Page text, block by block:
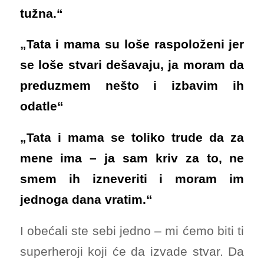
tužna.“
„Tata i mama su loše raspoloženi jer
se loše stvari dešavaju, ja moram da
preduzmem nešto i izbavim ih
odatle“
„Tata i mama se toliko trude da za
mene ima – ja sam kriv za to, ne
smem ih izneveriti i moram im
jednoga dana vratim.“
I obećali ste sebi jedno – mi ćemo biti ti
superheroji koji će da izvade stvar. Da